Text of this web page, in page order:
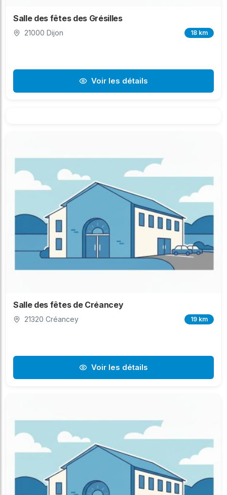
Salle des fêtes des Grésilles
21000 Dijon 18 km
Voir les détails
Salle des fêtes de Créancey
21320 Créancey 19 km
Voir les détails